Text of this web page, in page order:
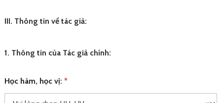
III. Thông tin về tác giả:
1. Thông tin của Tác giả chính:
Học hàm, học vị: *